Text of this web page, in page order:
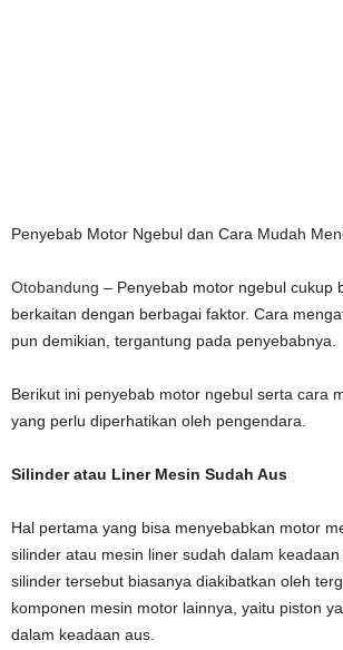
Penyebab Motor Ngebul dan Cara Mudah
Otobandung – Penyebab motor ngebul cukup
berkaitan dengan berbagai faktor. Cara
pun demikian, tergantung pada penyebabnya.
Berikut ini penyebab motor ngebul serta cara
yang perlu diperhatikan oleh pengendara.
Silinderatau Liner Mesin Sudah Aus
Hal pertama yang bisa menyebabkan motor
silinder atau mesin liner sudah dalam
silinder tersebut biasanya diakibatkan oleh
komponen mesin motor lainnya, yaitu piston
dalam keadaan aus.